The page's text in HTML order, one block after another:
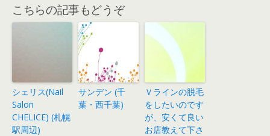
こちらの記事もどうぞ
シェリス(Nail
Salon
CHELICE) (札幌
駅周辺)
サンデン (千
葉・西千葉)
Ｖラインの脱毛
をしたいのです
が、安くて良い
お店教えて下さ